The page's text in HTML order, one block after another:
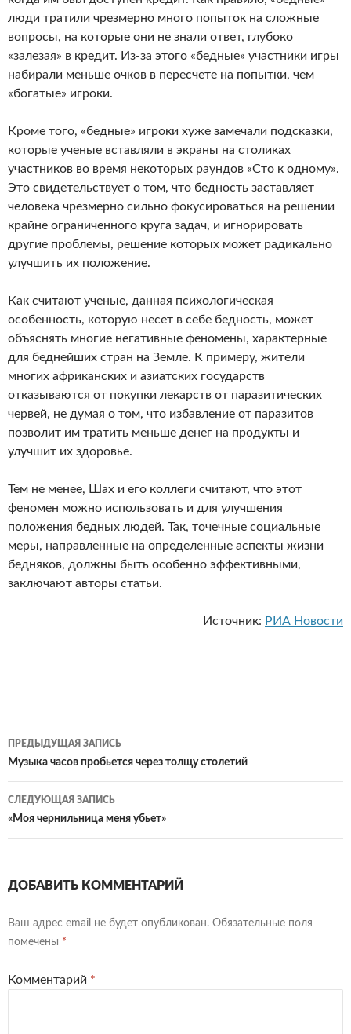
люди тратили чрезмерно много попыток на сложные
вопросы, на которые они не знали ответ, глубоко
«залезая» в кредит. Из-за этого «бедные» участники игры
набирали меньше очков в пересчете на попытки, чем
«богатые» игроки.
Кроме того, «бедные» игроки хуже замечали подсказки,
которые ученые вставляли в экраны на столиках
участников во время некоторых раундов «Сто к одному».
Это свидетельствует о том, что бедность заставляет
человека чрезмерно сильно фокусироваться на решении
крайне ограниченного круга задач, и игнорировать
другие проблемы, решение которых может радикально
улучшить их положение.
Как считают ученые, данная психологическая
особенность, которую несет в себе бедность, может
объяснять многие негативные феномены, характерные
для беднейших стран на Земле. К примеру, жители
многих африканских и азиатских государств
отказываются от покупки лекарств от паразитических
червей, не думая о том, что избавление от паразитов
позволит им тратить меньше денег на продукты и
улучшит их здоровье.
Тем не менее, Шах и его коллеги считают, что этот
феномен можно использовать и для улучшения
положения бедных людей. Так, точечные социальные
меры, направленные на определенные аспекты жизни
бедняков, должны быть особенно эффективными,
заключают авторы статьи.
Источник: РИА Новости
Навигация
по
записям
ПРЕДЫДУЩАЯ ЗАПИСЬ
Музыка часов пробьется через толщу столетий
СЛЕДУЮЩАЯ ЗАПИСЬ
«Моя чернильница меня убьет»
ДОБАВИТЬ КОММЕНТАРИЙ
Ваш адрес email не будет опубликован. Обязательные поля
помечены *
Комментарий *